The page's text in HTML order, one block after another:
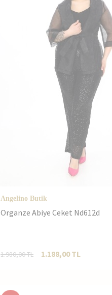
Angelino Butik
Organze Abiye Ceket Nd612d
1.980,00TL 1.188,00TL